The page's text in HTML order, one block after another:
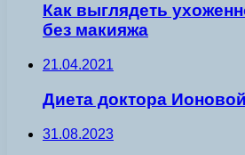
Как выглядеть
без макияжа
21.04.2021
Диета доктора Ионовой
31.08.2023